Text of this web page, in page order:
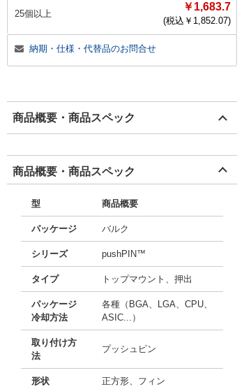
25個以上
￥1,683.7
(税込￥ 1,852.07)
納期・仕様・代替品のお問合せ
商品概要・商品スペック
商品概要・商品スペック
型 商品概要
パッケージ バルク
シリーズ pushPIN™
タイプ トップマウント、押出
パッケージ
冷却方法
各種（BGA、LGA、CPU、
ASIC...）
取り付け方
法
プッシュピン
形状 正方形、フィン